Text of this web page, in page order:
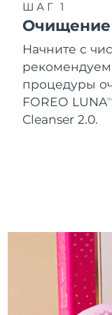
ШАГ 1
Очищение
Начните с
процедуры
FOREO LUNATM
Cleanser 2.0.
Словения
Южно-
Республика
Швейцария
Тайвань